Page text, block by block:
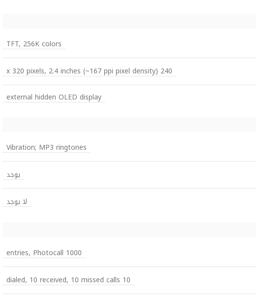
TFT, 256K colors
240 x 320 pixels, 2.4 inches (~167 ppi pixel density)
external hidden OLED display
Vibration; MP3 ringtones
يوجد
لا يوجد
1000 entries, Photocall
10 dialed, 10 received, 10 missed calls